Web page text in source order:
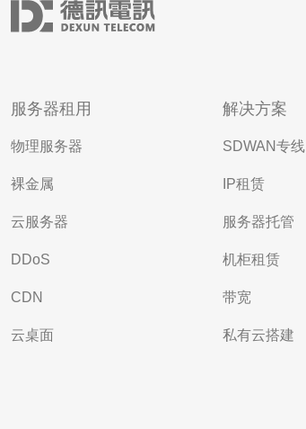
服务器租用
物理服务器
裸金属
云服务器
DDoS
CDN
云桌面
解决方案
SDWAN专线
IP租赁
服务器托管
机柜租赁
带宽
私有云搭建